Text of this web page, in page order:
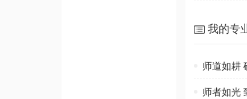
我的专
师道如耕
师者如光